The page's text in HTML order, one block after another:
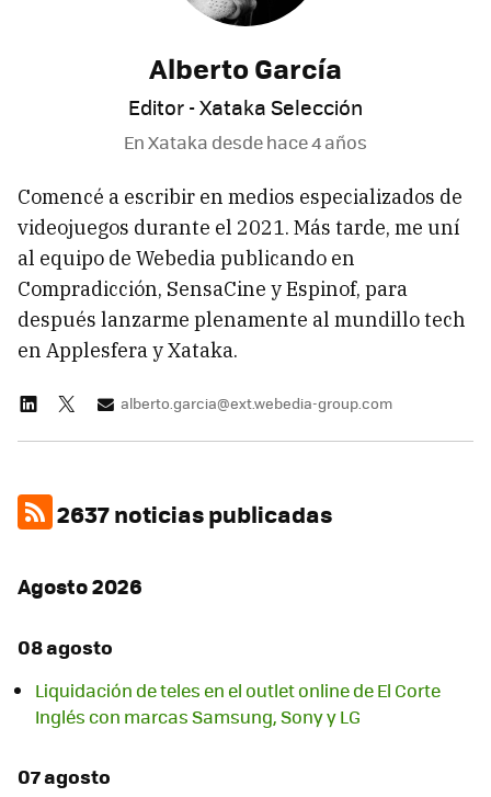
Alberto García
Editor - Xataka Selección
En Xataka desdehace 4 años
Comencé a escribir en medios especializados de
videojuegos durante el 2021. Más tarde, me uní
al equipo de Webedia publicando en
Compradicción, SensaCine y Espinof, para
después lanzarme plenamente al mundillo tech
en Applesfera y Xataka.
alberto.garcia@ext.webedia-group.com
2637 noticias publicadas
Agosto 2026
08 agosto
Liquidación de teles en el outlet online de El Corte
Inglés con marcas Samsung, Sony y LG
07 agosto